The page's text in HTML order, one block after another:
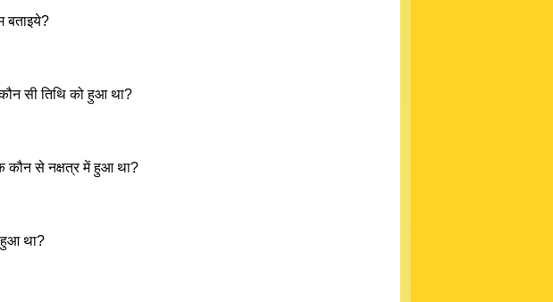
बताइये?
सी तिथि को हुआ था?
कौन से नक्षत्र में हुआ था?
हुआ था?